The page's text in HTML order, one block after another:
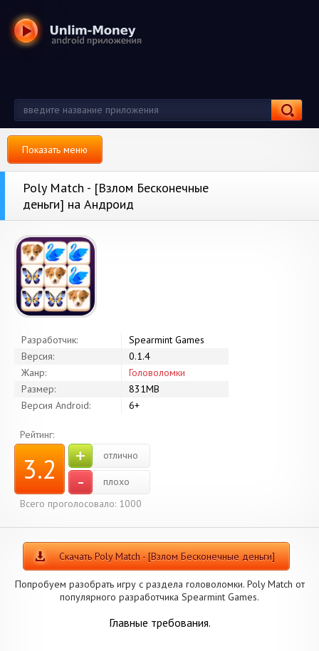
Показать меню
Poly Match - [Взлом Бесконечные
деньги] на Андроид
Разработчик:
Spearmint Games
Версия:
0.1.4
Жанр:
Головоломки
Размер:
831MB
Версия Android:
6+
Рейтинг:
3.2 + отлично
-
плохо
Всего проголосовало: 1000
Скачать Poly Match - [Взлом Бесконечные деньги]
Попробуем разобрать игру с раздела головоломки. Poly Match от
популярного разработчика Spearmint Games.
Главные требования.